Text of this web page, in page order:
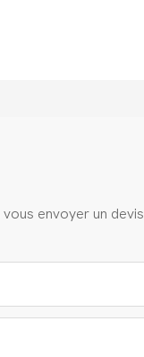
envoyer un devis